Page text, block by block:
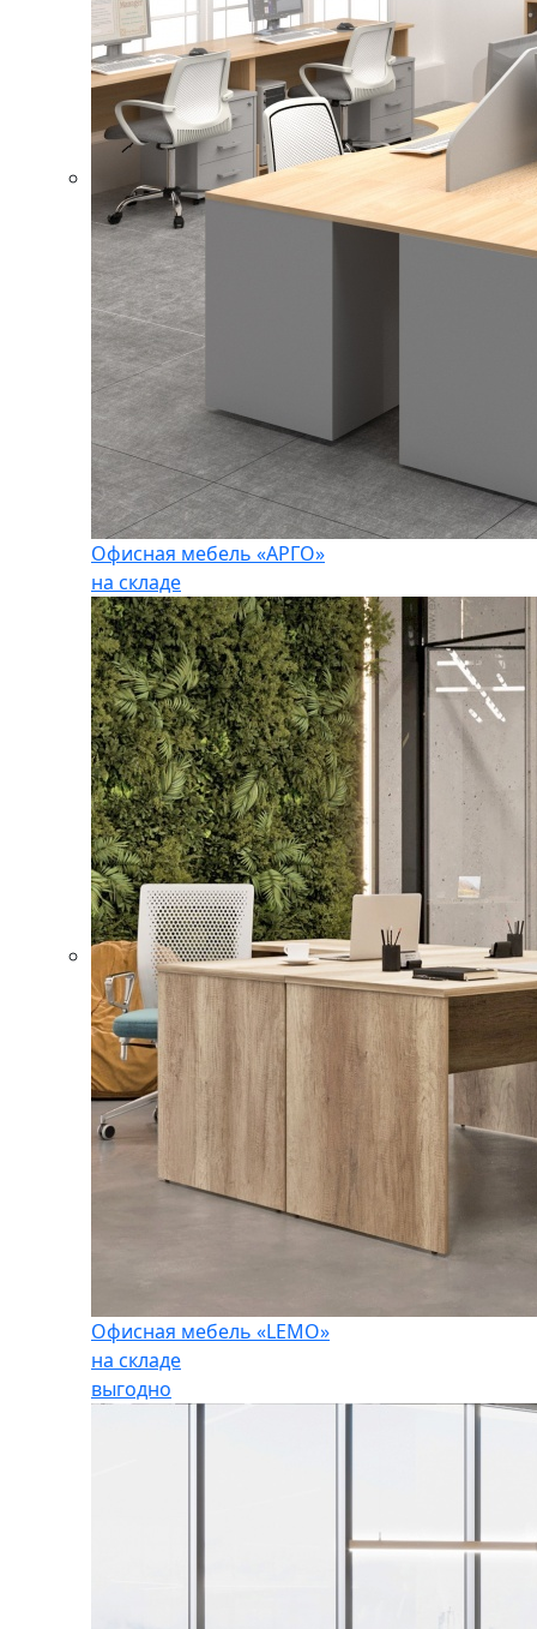
Офисная мебель «АРГО»
на складе
Офисная мебель «LEMO»
на складе
выгодно